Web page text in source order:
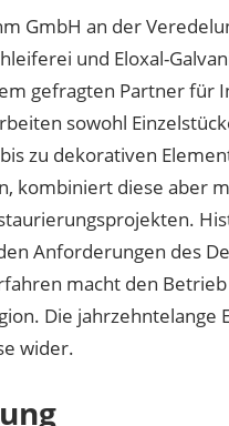
GmbH an der
und Eloxal-
gefragten Partner für
sowohl
zu dekorativen
kombiniert diese aber
Anforderungen des
macht den
Die jahrzehntelange
wider.